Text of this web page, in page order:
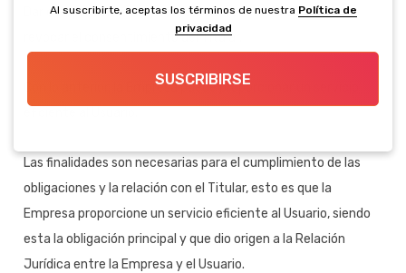
Dar cumplimiento al ejercicio de derechos ARCO así como
revocar el consentimiento del Titular.
Con lo anterior, la Empresa puede proporcionar un servicio
Las finalidades son necesarias para el cumplimiento de las
obligaciones y la relación con el Titular, esto es que la
Empresa proporcione un servicio eficiente al Usuario, siendo
esta la obligación principal y que dio origen a la Relación
Jurídica entre la Empresa y el Usuario.
Al suscribirte, aceptas los términos de nuestra Política de
privacidad
SUSCRIBIRSE